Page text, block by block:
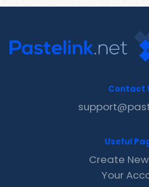
Contact
Useful
Create
Your